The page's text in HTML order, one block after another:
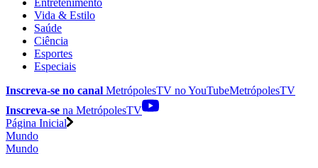
Vida & Estilo
Saúde
Ciência
Esportes
Especiais
Inscreva-se no canal MetrópolesTV noYouTubeMetrópolesTV
Inscreva-se na MetrópolesTV
Página Inicial
Mundo
Mundo